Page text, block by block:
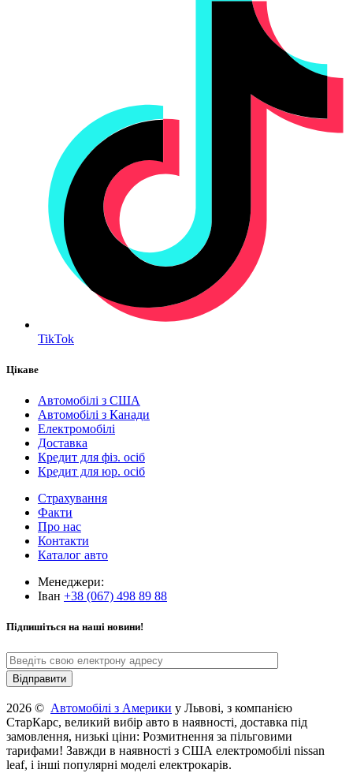
TikTok
Цікаве
Автомобілі з США
Автомобілі з Канади
Електромобілі
Доставка
Кредит для фіз. осіб
Кредит для юр. осіб
Страхування
Факти
Про нас
Контакти
Каталог авто
Менеджери:
Іван +38 (067) 498 89 88
Підпишіться на наші новини!
2026 © Автомобілі з Америки у Львові, з компанією
СтарКарс, великий вибір авто в наявності, доставка під
замовлення, низькі ціни: Розмитнення за пільговими
тарифами! Завжди в наявності з США електромобілі nissan
leaf, і інші популярні моделі електрокарів.